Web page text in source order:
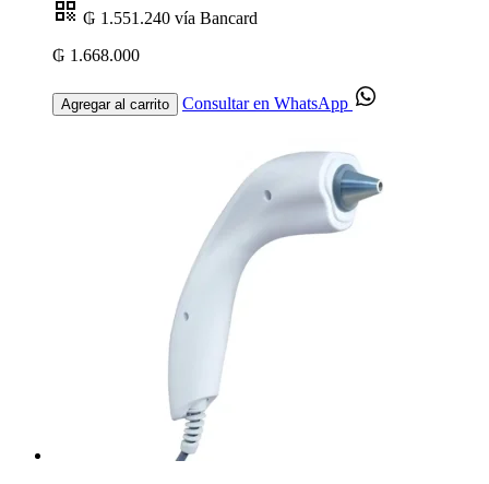
₲ 1.551.240 vía Bancard
₲ 1.668.000
Agregar al carrito Consultar en WhatsApp